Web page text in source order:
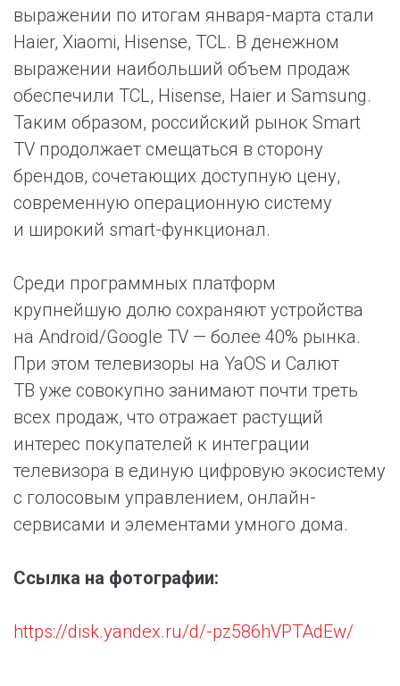
выражении по итогам января-марта стали
Haier, Xiaomi, Hisense, TCL. В денежном
выражении наибольший объем продаж
обеспечили TCL, Hisense, Haier и Samsung.
Таким образом, российский рынок Smart
TV продолжает смещаться в сторону
брендов, сочетающих доступную цену,
современную операционную систему
и широкий smart-функционал.
Среди программных платформ
крупнейшую долю сохраняют устройства
на Android/Google TV — более 40% рынка.
При этом телевизоры на YaOS и Салют
ТВ уже совокупно занимают почти треть
всех продаж, что отражает растущий
интерес покупателей к интеграции
телевизора в единую цифровую экосистему
с голосовым управлением, онлайн-
сервисами и элементами умного дома.
Ссылка на фотографии:
https://disk.yandex.ru/d/-pz586hVPTAdEw/